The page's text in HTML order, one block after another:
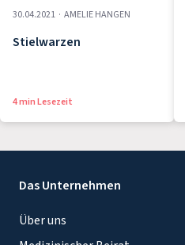
30.04.2021 · AMELIE HANGEN
Stielwarzen
4 min Lesezeit
Das Unternehmen
Über uns